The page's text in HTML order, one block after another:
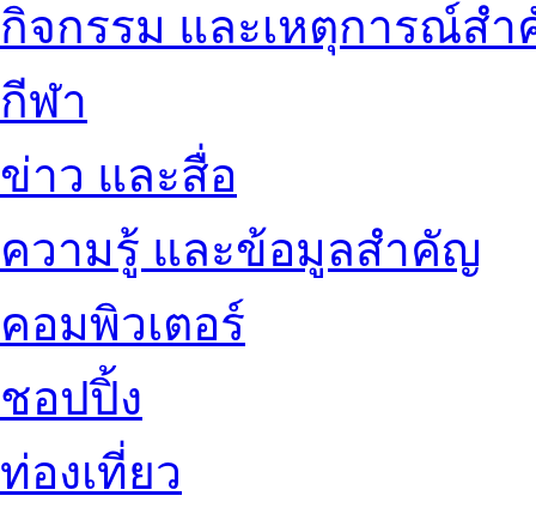
กิจกรรม และเหตุการณ์ส
กีฬา
ข่าว และสื่อ
ความรู้ และข้อมูลสำคัญ
คอมพิวเตอร์
ชอปปิ้ง
ท่องเที่ยว